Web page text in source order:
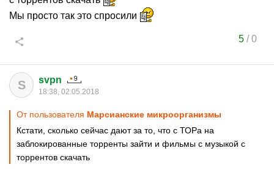
Мы просто так это спросили
5/0
S svpn
18:38, 02.05.2018
От пользователя Марсианские микроорганизмы
Кстати, сколько сейчас дают за то, что с ТОРа на
заблокированные торренты зайти и фильмы с музыкой с
торрентов скачать